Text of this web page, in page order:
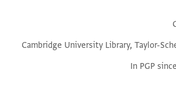
Cambridge University Library, Taylor-
In PGP